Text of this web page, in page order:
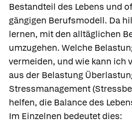
Bestandteil des Lebens und
gängigen Berufsmodell. Da
lernen, mit den alltäglichen
umzugehen. Welche
vermeiden, und wie kann ich
aus der Belastung
Stressmanagement
helfen, die Balance des
Im Einzelnen bedeutet dies: